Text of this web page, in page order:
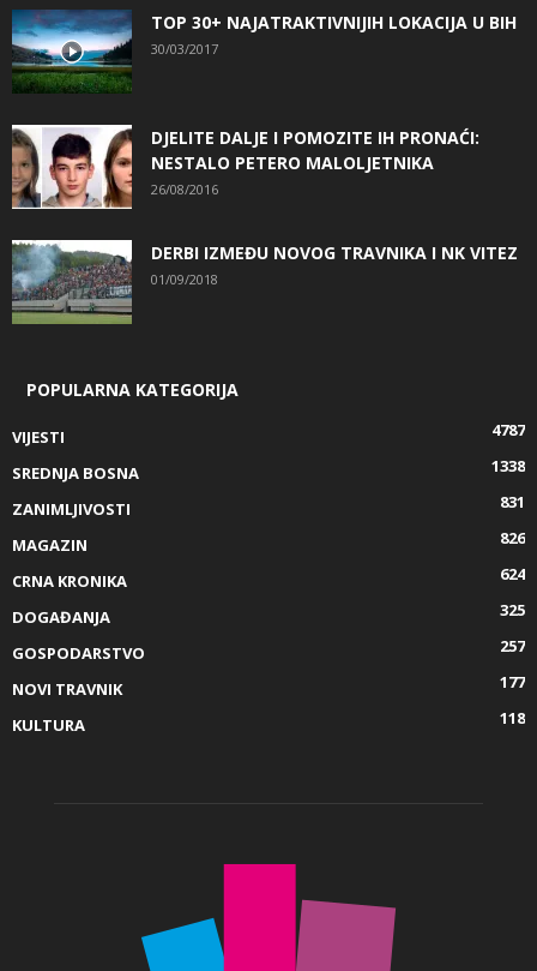
TOP 30+ NAJATRAKTIVNIJIH LOKACIJA U BIH
30/03/2017
DJELITE DALJE I POMOZITE IH PRONAĆI:
NESTALO PETERO MALOLJETNIKA
26/08/2016
DERBI IZMEĐU NOVOG TRAVNIKA I NK VITEZ
01/09/2018
POPULARNA KATEGORIJA
VIJESTI
4787
SREDNJA BOSNA
1338
ZANIMLJIVOSTI
831
MAGAZIN
826
CRNA KRONIKA
624
DOGAĐANJA
325
GOSPODARSTVO
257
NOVI TRAVNIK
177
KULTURA
118